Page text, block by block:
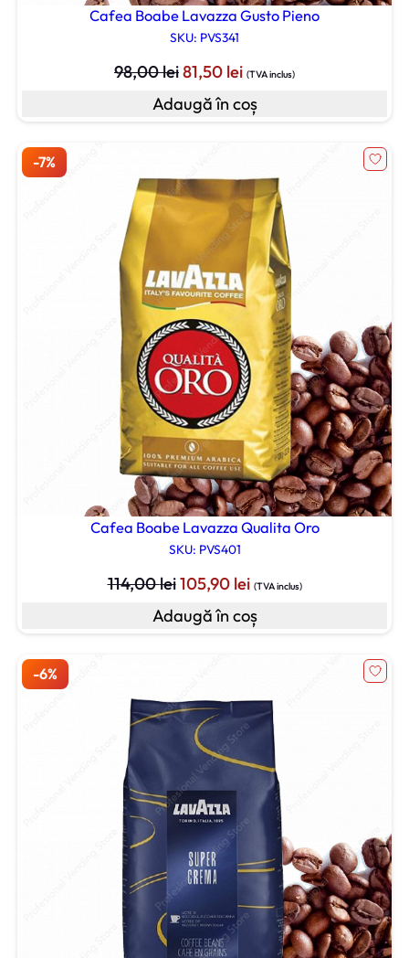
Cafea Boabe Lavazza Gusto Pieno
SKU: PVS341
98,00leiPrețul
inițial
a
81,50 leiPrețul
este:
(TVA inclus)
Adaugă în coș
Cafea Boabe Lavazza Qualita Oro
SKU: PVS401
114,00leiPrețul
inițial
a
105,90 leiPrețul
este:
(TVA inclus)
Adaugă în coș